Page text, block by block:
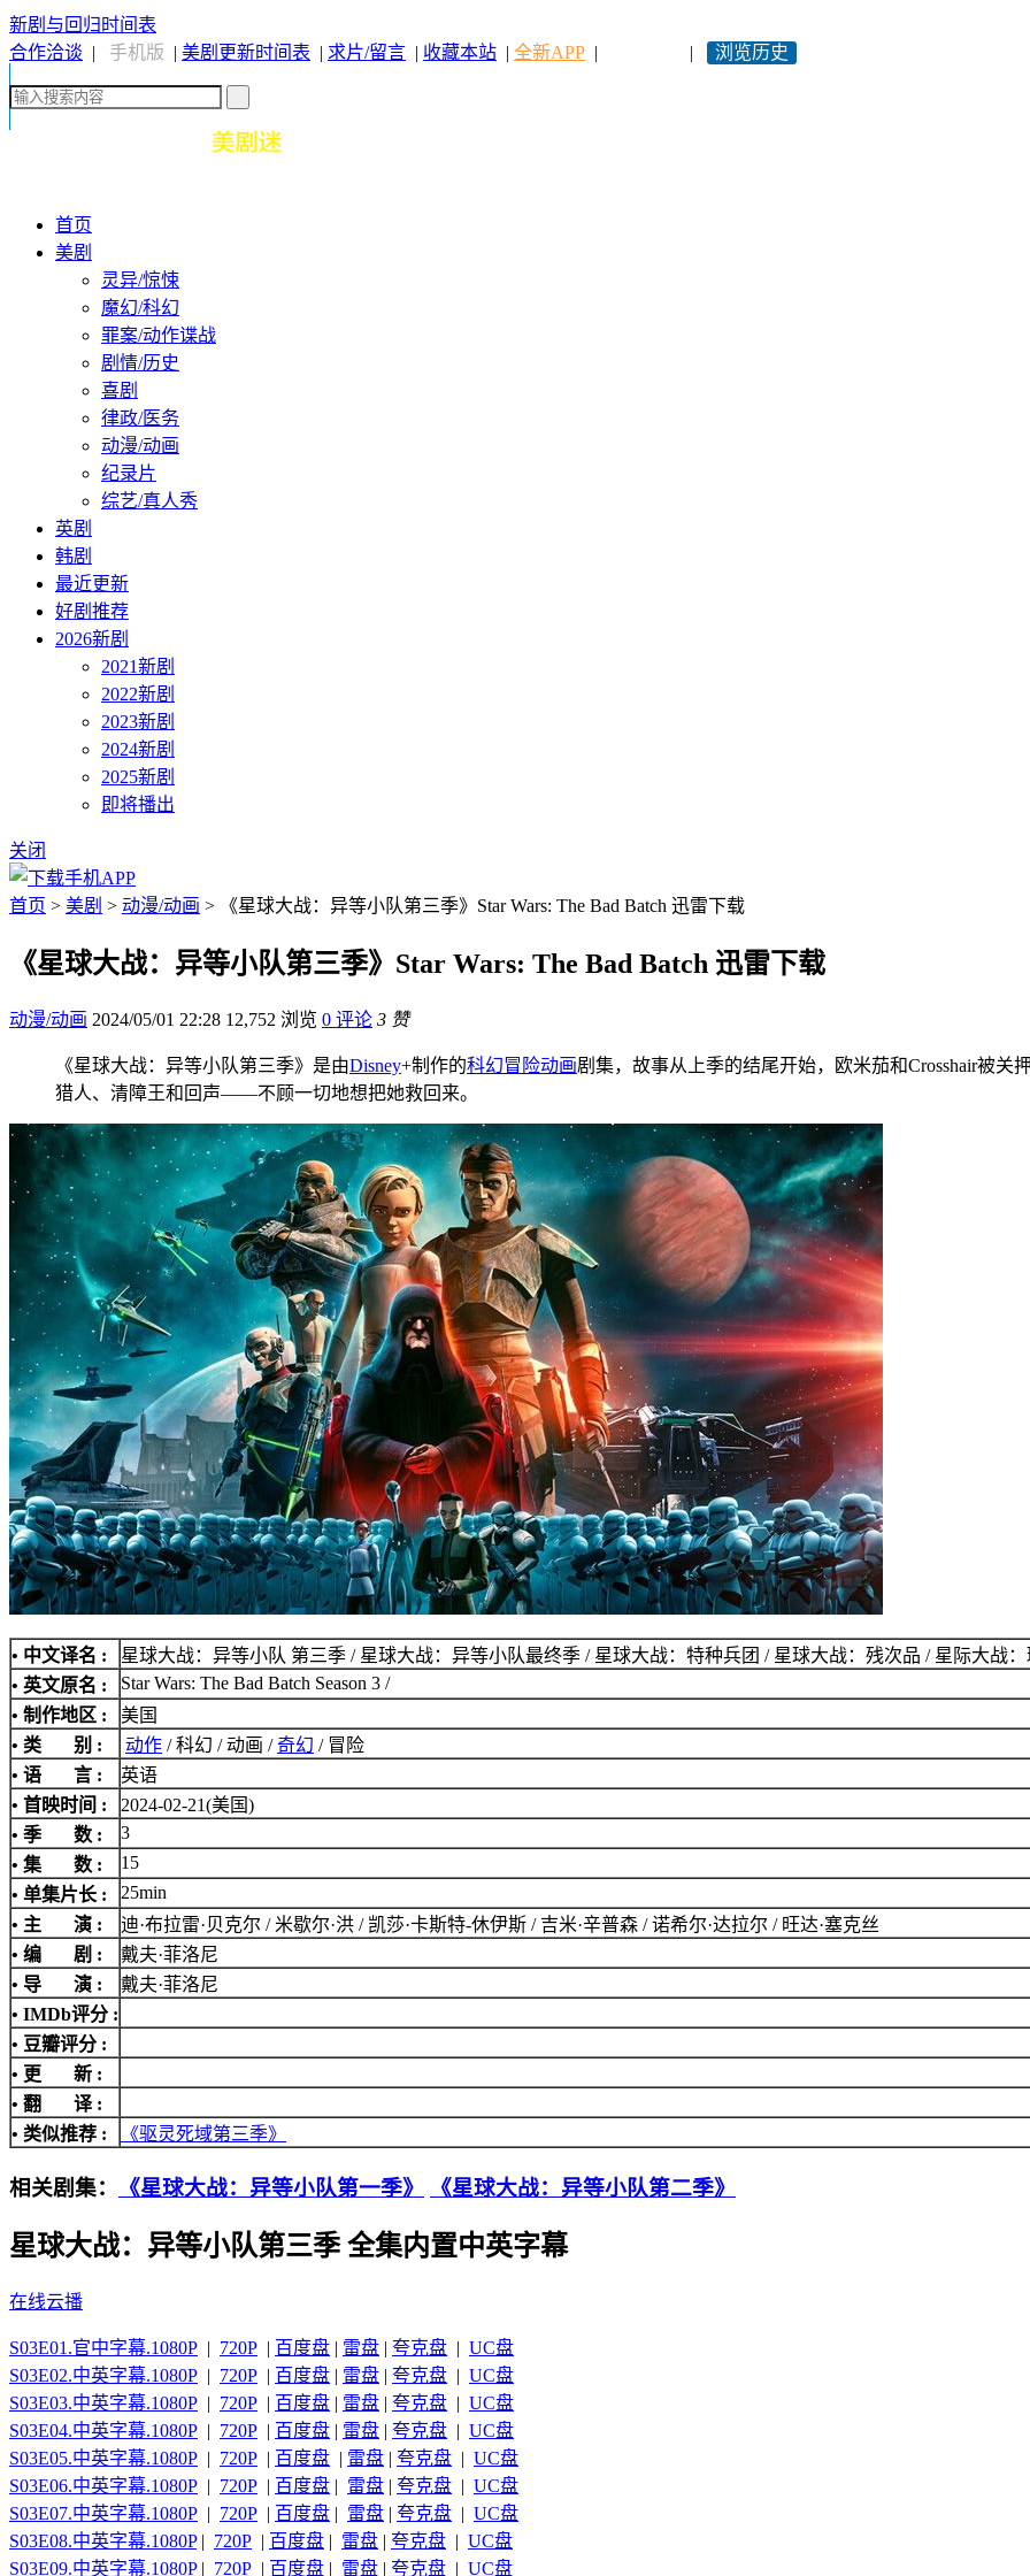
新剧与回归时间表
合作洽谈 | 手机版 | 美剧更新时间表 | 求片/留言 | 收藏本站 | 全新APP | | 浏览历史
首页
美剧
灵异/惊悚
魔幻/科幻
罪案/动作谍战
剧情/历史
喜剧
律政/医务
动漫/动画
纪录片
综艺/真人秀
英剧
韩剧
最近更新
好剧推荐
2026新剧
2021新剧
2022新剧
2023新剧
2024新剧
2025新剧
即将播出
关闭
首页 > 美剧 > 动漫/动画 > 《星球大战：异等小队第三季》Star Wars: The Bad Batch 迅雷下载
《星球大战：异等小队第三季》Star Wars: The Bad Batch 迅雷下载
动漫/动画 2024/05/01 22:28 12,752 浏览 0 评论 3 赞
《星球大战：异等小队第三季》是由Disney+制作的科幻冒险动画剧集，故事从上季的结尾开始，欧米茄和Crosshair被
猎人、清障王和回声——不顾一切地想把她救回来。
• 中文译名 :
星球大战：异等小队 第三季 / 星球大战：异等小队最终季 / 星球大战：特种兵团 / 星球大战：残次品 / 星际大战
• 英文原名 :
Star Wars: The Bad Batch Season 3 /
• 制作地区 :
美国
• 类 别 :
动作 / 科幻 / 动画 /奇幻 / 冒险
• 语 言 :
英语
• 首映时间 :
2024-02-21(美国)
• 季 数 :
3
• 集 数 :
15
• 单集片长 :
25min
• 主 演 :
迪·布拉雷·贝克尔 / 米歇尔·洪 / 凯莎·卡斯特-休伊斯 / 吉米·辛普森 / 诺希尔·达拉尔 / 旺达·塞克丝
• 编 剧 :
戴夫·菲洛尼
• 导 演 :
戴夫·菲洛尼
• IMDb评分 :
• 豆瓣评分 :
• 更 新 :
• 翻 译 :
• 类似推荐 :
《驱灵死域第三季》
相关剧集： 《星球大战：异等小队第一季》 《星球大战：异等小队第二季》
星球大战：异等小队第三季 全集内置中英字幕
在线云播
S03E01.官中字幕.1080P | 720P | 百度盘 | 雷盘 | 夸克盘 | UC盘
S03E02.中英字幕.1080P | 720P | 百度盘 | 雷盘 | 夸克盘 | UC盘
S03E03.中英字幕.1080P | 720P | 百度盘 | 雷盘 | 夸克盘 | UC盘
S03E04.中英字幕.1080P | 720P | 百度盘 | 雷盘 | 夸克盘 | UC盘
S03E05.中英字幕.1080P | 720P | 百度盘 | 雷盘 | 夸克盘 | UC盘
S03E06.中英字幕.1080P | 720P | 百度盘 | 雷盘 | 夸克盘 | UC盘
S03E07.中英字幕.1080P | 720P | 百度盘 | 雷盘 | 夸克盘 | UC盘
S03E08.中英字幕.1080P| 720P | 百度盘 | 雷盘 | 夸克盘 | UC盘
S03E09.中英字幕.1080P| 720P | 百度盘 | 雷盘 | 夸克盘 | UC盘